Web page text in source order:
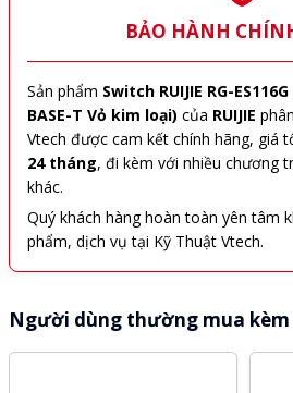
BẢO HÀNH
Sản phẩm Switch RUIJIE RG-
BASE-T Vỏ kim loại) của RUIJIE
Vtech được cam kết chính hãng, giá
24 tháng, đi kèm với nhiều chương
khác.
Quý khách hàng hoàn toàn yên tâm
phẩm, dịch vụ tại Kỹ Thuật Vtech.
Người dùng thường mua kèm